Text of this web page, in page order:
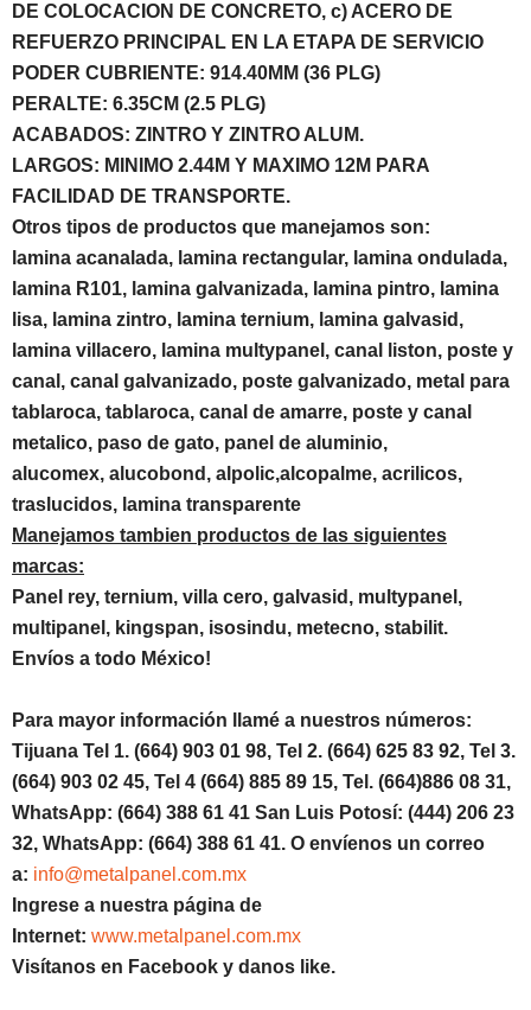
DE COLOCACION DE CONCRETO, c) ACERO DE
REFUERZO PRINCIPAL EN LA ETAPA DE SERVICIO
PODER CUBRIENTE: 914.40MM (36 PLG)
PERALTE: 6.35CM (2.5 PLG)
ACABADOS: ZINTRO Y ZINTRO ALUM.
LARGOS: MINIMO 2.44M Y MAXIMO 12M PARA
FACILIDAD DE TRANSPORTE.
Otros tipos de productos que manejamos son:
lamina acanalada, lamina rectangular, lamina ondulada,
lamina R101, lamina galvanizada, lamina pintro, lamina
lisa, lamina zintro, lamina ternium, lamina galvasid,
lamina villacero, lamina multypanel, canal liston, poste y
canal, canal galvanizado, poste galvanizado, metal para
tablaroca, tablaroca, canal de amarre, poste y canal
metalico, paso de gato, panel de aluminio,
alucomex, alucobond, alpolic,alcopalme, acrilicos,
traslucidos, lamina transparente
Manejamos tambien productos de las siguientes
marcas:
Panel rey, ternium, villa cero, galvasid, multypanel,
multipanel, kingspan, isosindu, metecno, stabilit.
Envíos a todo México!
Para mayor información llamé a nuestros números:
Tijuana Tel 1. (664) 903 01 98, Tel 2. (664) 625 83 92, Tel 3.
(664) 903 02 45, Tel 4 (664) 885 89 15, Tel. (664)886 08 31,
WhatsApp: (664) 388 61 41 San Luis Potosí: (444) 206 23
32, WhatsApp: (664) 388 61 41. O envíenos un correo
a: info@metalpanel.com.mx
Ingrese a nuestra página de
Internet: www.metalpanel.com.mx
Visítanos en Facebook y danos like.